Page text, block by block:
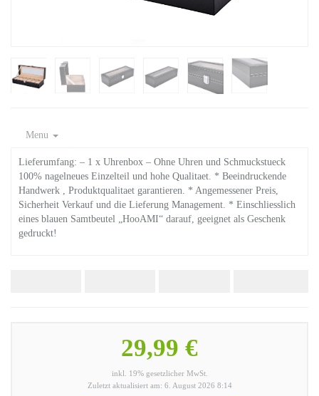
Menu
Lieferumfang: – 1 x Uhrenbox – Ohne Uhren und Schmuckstueck
100% nagelneues Einzelteil und hohe Qualitaet. * Beeindruckende
Handwerk , Produktqualitaet garantieren. * Angemessener Preis,
Sicherheit Verkauf und die Lieferung Management. * Einschliesslich
eines blauen Samtbeutel „HooAMI“ darauf, geeignet als Geschenk
gedruckt!
29,99 €
inkl. 19% gesetzlicher MwSt.
Zuletzt aktualisiert am: 6. August 2026 8:14